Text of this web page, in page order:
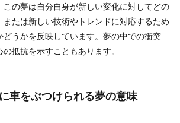
この夢は自分自身が新しい変化に対してどの
または新しい技術やトレンドに対応するため
どうかを反映しています。夢の中での衝突
抵抗を示すこともあります。
車をぶつけられる夢の意味